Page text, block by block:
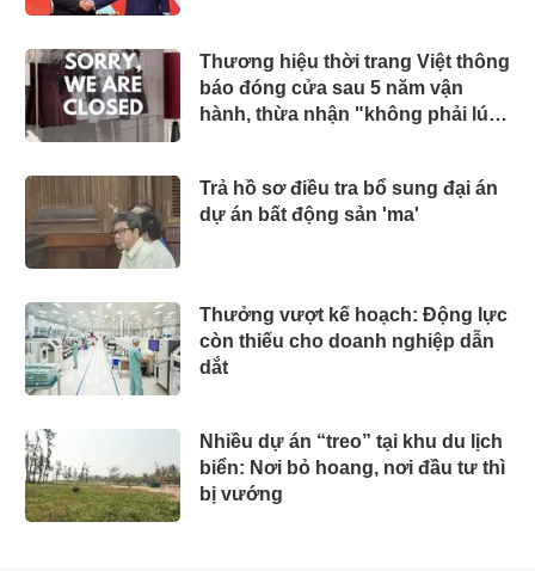
Thương hiệu thời trang Việt thông
báo đóng cửa sau 5 năm vận
hành, thừa nhận "không phải lúc
Trả hồ sơ điều tra bổ sung đại án
dự án bất động sản 'ma'
Thưởng vượt kế hoạch: Động lực
còn thiếu cho doanh nghiệp dẫn
dắt
Nhiều dự án “treo” tại khu du lịch
biển: Nơi bỏ hoang, nơi đầu tư thì
bị vướng